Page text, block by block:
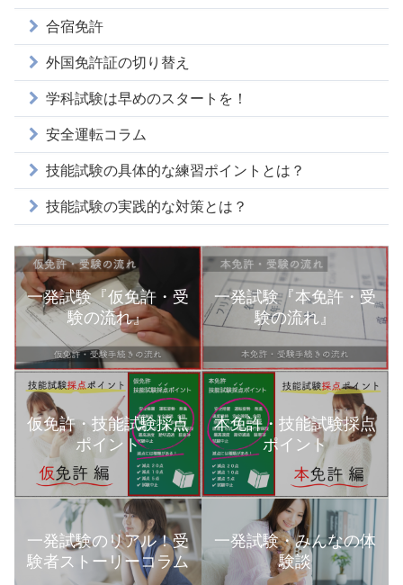
合宿免許
外国免許証の切り替え
学科試験は早めのスタートを！
安全運転コラム
技能試験の具体的な練習ポイントとは？
技能試験の実践的な対策とは？
一発試験『仮免許・受
験の流れ』
一発試験『本免許・受
験の流れ』
仮免許・技能試験採点
ポイント
本免許・技能試験採点
ポイント
一発試験のリアル！受
験者ストーリーコラム
一発試験・みんなの体
験談